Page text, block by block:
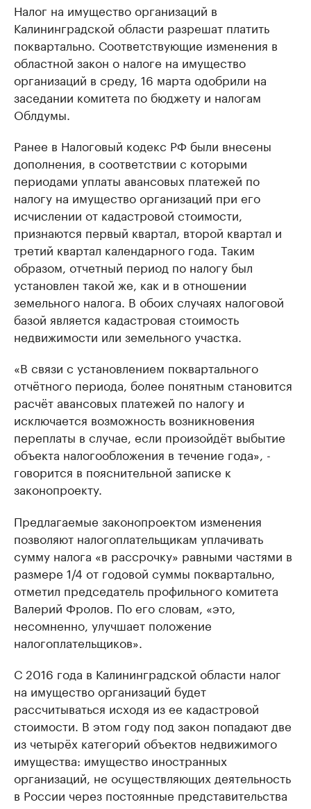
Налог на имущество организаций в
Калининградской области разрешат платить
поквартально. Соответствующие изменения в
областной закон о налоге на имущество
организаций в среду, 16 марта одобрили на
заседании комитета по бюджету и налогам
Облдумы.
Ранее в Налоговый кодекс РФ были внесены
дополнения, в соответствии с которыми
периодами уплаты авансовых платежей по
налогу на имущество организаций при его
исчислении от кадастровой стоимости,
признаются первый квартал, второй квартал и
третий квартал календарного года. Таким
образом, отчетный период по налогу был
установлен такой же, как и в отношении
земельного налога. В обоих случаях налоговой
базой является кадастровая стоимость
недвижимости или земельного участка.
«В связи с установлением поквартального
отчётного периода, более понятным становится
расчёт авансовых платежей по налогу и
исключается возможность возникновения
переплаты в случае, если произойдёт выбытие
объекта налогообложения в течение года», -
говорится в пояснительной записке к
законопроекту.
Предлагаемые законопроектом изменения
позволяют налогоплательщикам уплачивать
сумму налога «в рассрочку» равными частями в
размере 1/4 от годовой суммы поквартально,
отметил председатель профильного комитета
Валерий Фролов. По его словам, «это,
несомненно, улучшает положение
налогоплательщиков».
С 2016 года в Калининградской области налог
на имущество организаций будет
рассчитываться исходя из ее кадастровой
стоимости. В этом году под закон попадают две
из четырёх категорий объектов недвижимого
имущества: имущество иностранных
организаций, не осуществляющих деятельность
в России через постоянные представительства